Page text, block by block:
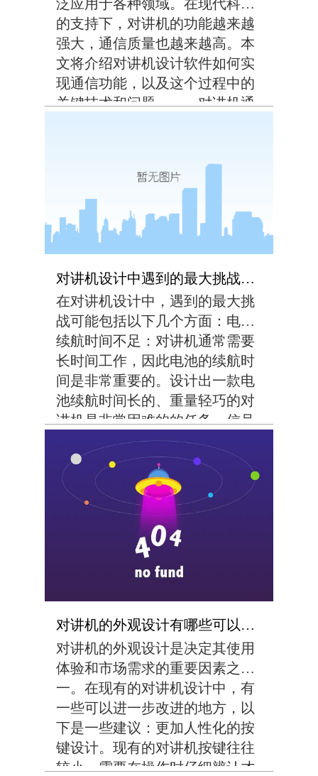
泛应用于各种领域。在现代科技
的支持下，对讲机的功能越来越
强大，通信质量也越来越高。本
文将介绍对讲机设计软件如何实
现通信功能，以及这个过程中的
关键技术和问题。一、对讲机通
时，它将语音信号编码成数字信
号，并调制到无线电波...
对讲机设计中遇到的最大挑战是什么？
在对讲机设计中，遇到的最大挑
战可能包括以下几个方面：电池
续航时间不足：对讲机通常需要
长时间工作，因此电池的续航时
间是非常重要的。设计出一款电
池续航时间长的、重量轻巧的对
讲机是非常困难的的任务。信号
传输质量差：对讲机工作在无线
电频率上，因此受到许多干扰因
素的影响，如天气、建筑物等。
设计出一款能够保证信...
对讲机的外观设计有哪些可以改进的地方？
对讲机的外观设计是决定其使用
体验和市场需求的重要因素之
一。在现有的对讲机设计中，有
一些可以进一步改进的地方，以
下是一些建议：更加人性化的按
键设计。现有的对讲机按键往往
较小，需要在操作时仔细辨认才